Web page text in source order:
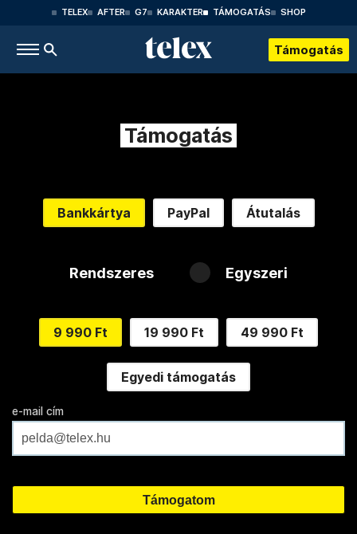
TELEX AFTER G7 KARAKTER TÁMOGATÁS SHOP
Támogatás
Támogatás
Bankkártya PayPal Átutalás
Rendszeres Egyszeri
9 990 Ft 19 990 Ft 49 990 Ft
Egyedi támogatás
e-mail cím